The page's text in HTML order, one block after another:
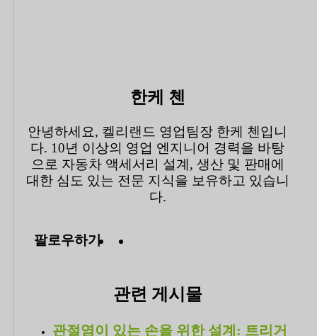
한케 첸
안녕하세요, 켈리랜드 영업팀장 한케 첸입니
다. 10년 이상의 영업 엔지니어 경력을 바탕
으로 자동차 액세서리 설계, 생산 및 판매에
대한 심도 있는 전문 지식을 보유하고 있습니
다.
팔로우하기
관련 게시물
관절염이 있는 손을 위한 설계: 트리거